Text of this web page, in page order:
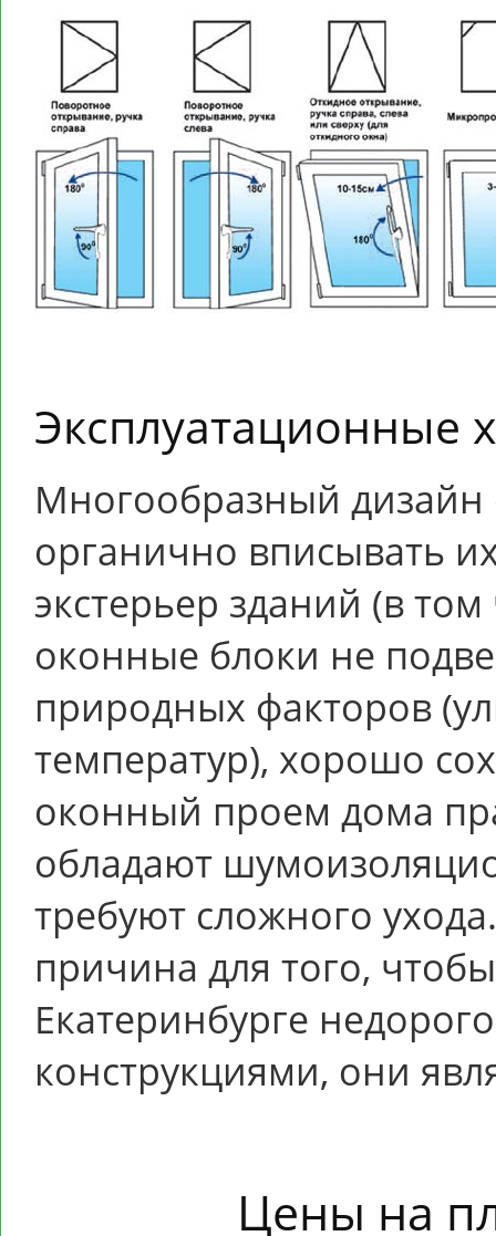
Эксплуатационные
Многообразный дизайн
органично вписывать
экстерьер зданий (в
оконные блоки не
природных факторов
температур), хорошо
оконный проем дома
обладают
требуют сложного
причина для того,
Екатеринбурге
конструкциями, они
Цены на